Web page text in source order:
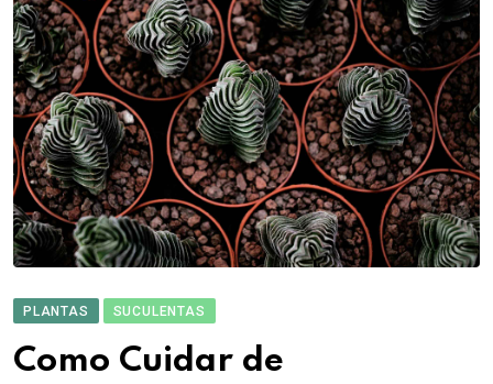
PLANTAS SUCULENTAS
Como Cuidar de